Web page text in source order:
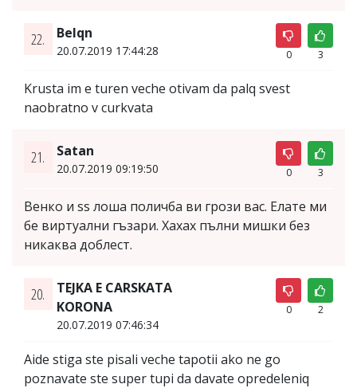
22. Belqn
20.07.2019 17:44:28 0 3
Krusta im e turen veche otivam da palq svest
naobratno v curkvata
21. Satan
20.07.2019 09:19:50 0 3
Венко и ss лоша поличба ви грози вас. Елате ми
бе виртуални гъзари. Хахах пълни мишки без
никаква доблест.
20.
TEJKA E CARSKATA
KORONA
20.07.2019 07:46:34
0 2
Aide stiga ste pisali veche tapotii ako ne go
poznavate ste super tupi da davate opredeleniq